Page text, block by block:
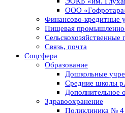
ООО
Финансово-кредитные
Пищевая
Сельскохозяйственные
Связь, почта
Соцсфера
Образование
Дошкольные
Средние школы
Дополнительное
Здравоохранение
Поликлиника № 4